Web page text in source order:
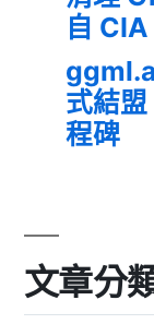
自
式結
程碑
文章分